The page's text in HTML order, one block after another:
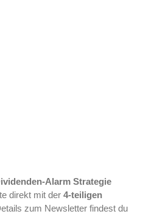
Alarm Strategie
direkt mit der 4-teiligen
zum Newsletter findest du